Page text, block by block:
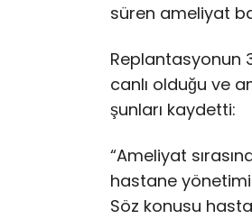
süren ameliyat
Replantasyonun
canlı olduğu ve
şunları kaydetti:
“Ameliyat
hastane yönetimi
Söz konusu